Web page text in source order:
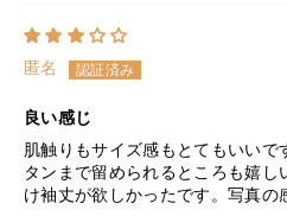
匿名
良い感じ
肌触りもサイズ感もとてもいいで
タンまで留められるところも嬉
け袖丈が欲しかったです。写真